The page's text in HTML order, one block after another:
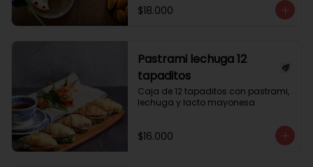
$18.000
Pastrami lechuga 12
tapaditos
Caja de 12 tapaditos con pastrami,
lechuga y lacto mayonesa
$16.000